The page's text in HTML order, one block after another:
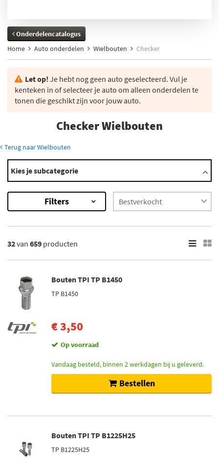
Onderdelencatalogus
Home
Auto onderdelen Wielbouten Checker
Let op! Je hebt nog geen auto geselecteerd. Vul je
kenteken in of selecteer je auto om alleen onderdelen te
tonen die geschikt zijn voor jouw auto.
Checker Wielbouten
Terug naar Wielbouten
Modellen
Marathon
Taxicab
Merk
Simoni Racing (10)
H&R (530)
Mcgard (68)
Op voorraad (235)
Kies je subcategorie
Filters
32van 659 producten
Bouten TPI TP B1450
TP B1450
€ 3,50
Op voorraad
Vandaag besteld, binnen 2 werkdagen bij u geleverd.
Bestellen
Bouten TPI TP B1225H25
TP B1225H25